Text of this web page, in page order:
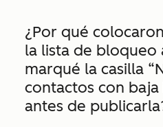
¿Por qué
la lista de bloqueo
marqué la casilla
contactos con baja
antes de